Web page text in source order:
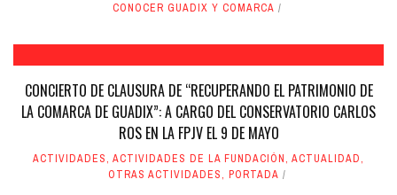
CONOCER GUADIX Y COMARCA
CONCIERTO DE CLAUSURA DE “RECUPERANDO EL PATRIMONIO DE
LA COMARCA DE GUADIX”: A CARGO DEL CONSERVATORIO CARLOS
ROS EN LA FPJV EL 9 DE MAYO
ACTIVIDADES, ACTIVIDADES DE LA FUNDACIÓN, ACTUALIDAD,
OTRAS ACTIVIDADES, PORTADA